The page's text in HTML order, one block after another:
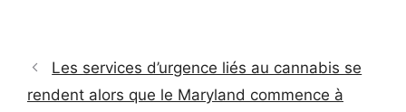
Les services d’urgence liés au cannabis se
rendent alors que le Maryland commence à